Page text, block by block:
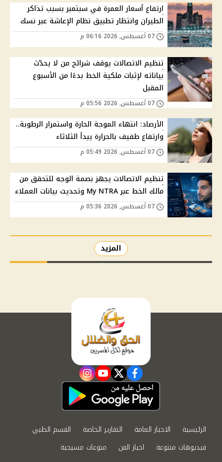
ارتفاع أسعار العمرة في سبتمبر بسبب تذاكر
الطيران وانتظار تطبيق نظام الإعاشة عبر نسك
تنظيم الاتصالات يوقف شرائح من لا يحدّث
بياناته لإثبات ملكية الخط بدءًا من الأسبوع
المقبل
الأرصاد: انتهاء الموجة الحارة واستمرار الرطوبة..
وارتفاع طفيف بالحرارة يبدأ الثلاثاء
تنظيم الاتصالات يجهز بصمة الوجه للتحقق من
مالك الخط عبر My NTRA وتحديث بيانات العملاء
المزيد
facebook
twitter
youtube
instagram
الرئيسية الاخبار العامة التقارير الخاصة
القسم الطبي
فيديوهات متنوعة
اخبار الفن
منوعات مسيحية